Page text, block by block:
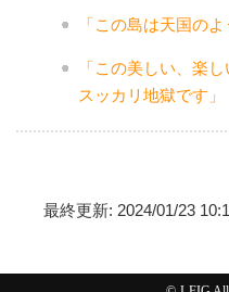
「この島は天国のよ
「この美しい、楽
スッカリ地獄です」
最終更新: 2024/01/23